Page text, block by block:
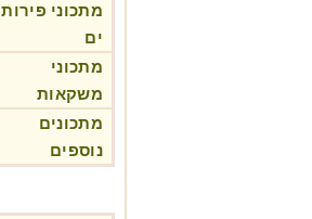
מתכוני פירות
ים
מתכוני
משקאות
מתכונים
נוספים